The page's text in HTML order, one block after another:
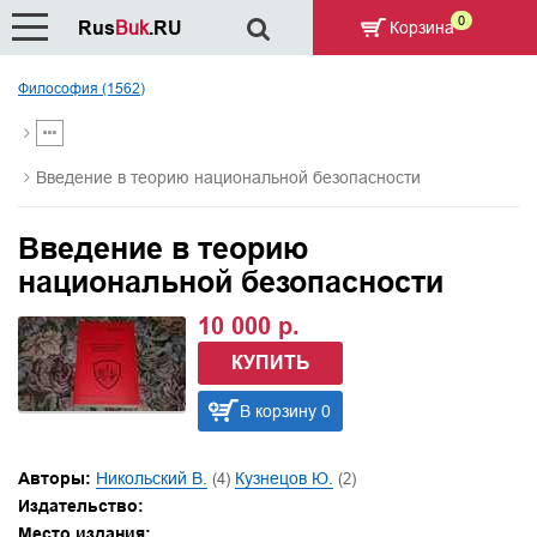
Философия (1562)
Введение в теорию национальной безопасности
Введение в теорию
национальной безопасности
10 000 р.
КУПИТЬ
В корзину 0
Авторы: Никольский В. (4) Кузнецов Ю. (2)
Издательство:
RusBuk.RU Корзина 0